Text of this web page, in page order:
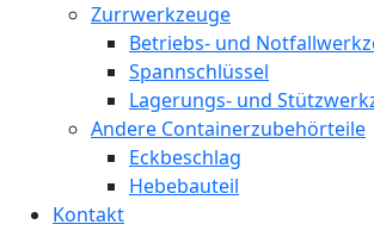
Zurrwerkzeuge
Betriebs- und
Spannschlüssel
Lagerungs- und
Andere Containerzubehörteile
Eckbeschlag
Hebebauteil
Kontakt